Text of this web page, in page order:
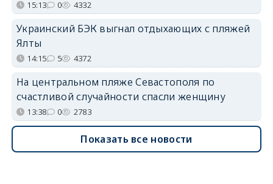
15:13 0 4332
Украинский БЭК выгнал отдыхающих с пляжей
Ялты
14:15 5 4372
На центральном пляже Севастополя по
счастливой случайности спасли женщину
13:38 0 2783
Показать все новости